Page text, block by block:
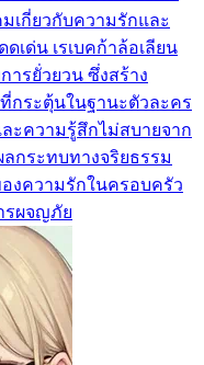
เกี่ยวกับความรักและ
เด่น เรเบคก้าล้อเลียน
ารยั่วยวน ซึ่งสร้าง
กระตุ้นในฐานะตัวละคร
ะความรู้สึกไม่สบายจาก
กระทบทางจริยธรรม
งความรักในครอบครัว
รผจญภัย